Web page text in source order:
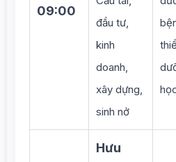
09:00
đầu tư,
kinh
doanh,
xây dựng,
sinh nở
Hưu